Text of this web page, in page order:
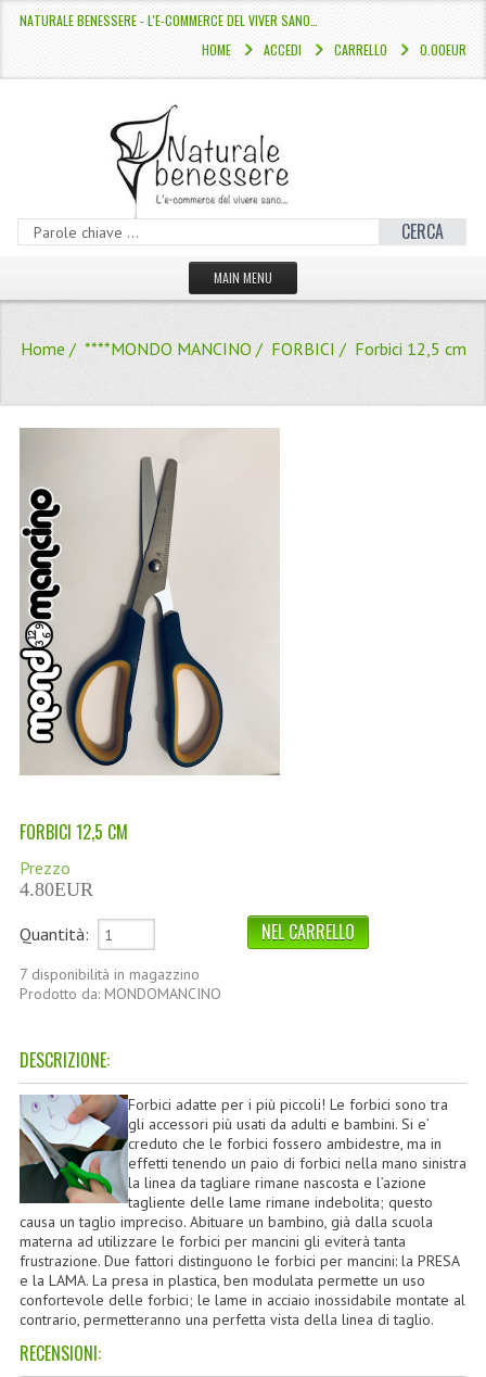
NATURALE BENESSERE - L'E-COMMERCE DEL VIVER SANO…
0.00EUR
CARRELLO
ACCEDI
HOME
CERCA
MAIN MENU
CATALOGO
HAMMAM
RISTRUTTURANTI NATURLAB
HAIR STYLIST
NATURFIX
PROFUMI PER CAPELLI
TINTA IN CREMA 10 MINUTI
TINTE PERMANENTI ALBERODELCOLORE
HAIR CC CREAM RAVVIVA COLORE
LINEE CORPO ASSORTITE
SOLIDISSIMI
SOLIDISSIMI
LINEA ARGAN
LINEA KARITE
Home / ****MONDO MANCINO / FORBICI / Forbici 12,5 cm
FORBICI 12,5 CM
Prezzo
4.80EUR
Quantità:
7 disponibilità in magazzino
Prodotto da: MONDOMANCINO
DESCRIZIONE:
Forbici adatte per i più piccoli! Le forbici sono tra
gli accessori più usati da adulti e bambini. Si e’
creduto che le forbici fossero ambidestre, ma in
effetti tenendo un paio di forbici nella mano sinistra
la linea da tagliare rimane nascosta e l’azione
tagliente delle lame rimane indebolita; questo
causa un taglio impreciso. Abituare un bambino, già dalla scuola
materna ad utilizzare le forbici per mancini gli eviterà tanta
frustrazione. Due fattori distinguono le forbici per mancini: la PRESA
e la LAMA. La presa in plastica, ben modulata permette un uso
confortevole delle forbici; le lame in acciaio inossidabile montate al
contrario, permetteranno una perfetta vista della linea di taglio.
RECENSIONI: